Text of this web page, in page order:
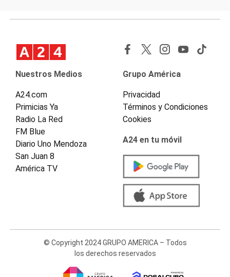
Nuestros Medios
A24.com
Primicias Ya
Radio La Red
FM Blue
Diario Uno Mendoza
San Juan 8
América TV
Grupo América
Privacidad
Términos y Condiciones
Cookies
A24 en tu móvil
© Copyright 2024 GRUPO AMERICA – Todos
los derechos reservados